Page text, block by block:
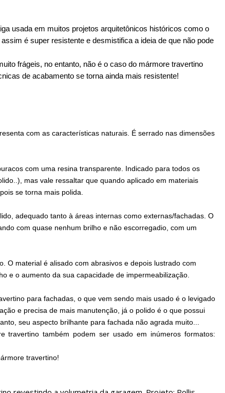
usada em muitos projetos arquitetônicos históricos como o
é super resistente e desmistifica a ideia de que não pode
frágeis, no entanto, não é o caso do mármore travertino
de acabamento se torna ainda mais resistente!
com as características naturais. É serrado nas dimensões
com uma resina transparente. Indicado para todos os
mas vale ressaltar que quando aplicado em materiais
se torna mais polida.
adequado tanto à áreas internas como externas/fachadas. O
com quase nenhum brilho e não escorregadio, com um
O material é alisado com abrasivos e depois lustrado com
e o aumento da sua capacidade de impermeabilização.
para fachadas, o que vem sendo mais usado é o levigado
e precisa de mais manutenção, já o polido é o que possui
seu aspecto brilhante para fachada não agrada muito...
travertino também podem ser usado em inúmeros formatos:
travertino!